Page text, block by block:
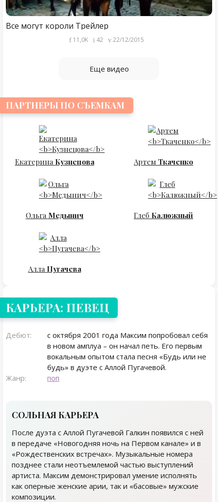
Все могут короли Трейлер
11,0K 42 22/12/2015
Еще видео
ПАРТНЕРЫ ПО СЪЕМКАМ
Екатерина Кузнецова Артем Ткаченко
Ольга Медынич Глеб Калюжный
Алла Пугачева
КАРЬЕРА: ПЕВЕЦ
Дебют:
с октября 2001 года Максим попробовал себя
в новом амплуа – он начал петь. Его первым
вокальным опытом стала песня «Будь или не
будь» в дуэте с Аллой Пугачевой.
Жанр:
поп
СОЛЬНАЯ КАРЬЕРА
После дуэта с Аллой Пугачевой Галкин появился с ней
в передаче «Новогодняя ночь на Первом канале» и в
«Рождественских встречах». Музыкальные номера
позднее стали неотъемлемой частью выступлений
артиста. Максим демонстрировал умение исполнять
как оперные женские арии, так и «басовые» мужские
композиции.